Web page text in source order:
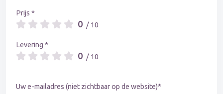
Prijs *
0 / 10
Levering *
0 / 10
Uw e-mailadres (niet zichtbaar op de website)*